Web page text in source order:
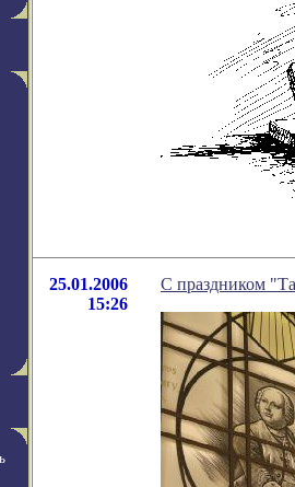
25.01.2006
15:26
С праздником